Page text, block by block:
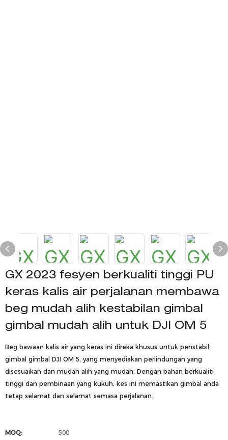
GX 2023 fesyen berkualiti tinggi PU
keras kalis air perjalanan membawa
beg mudah alih kestabilan gimbal
gimbal mudah alih untuk DJI OM 5
Beg bawaan kalis air yang keras ini direka khusus untuk penstabil
gimbal gimbal DJI OM 5, yang menyediakan perlindungan yang
disesuaikan dan mudah alih yang mudah. Dengan bahan berkualiti
tinggi dan pembinaan yang kukuh, kes ini memastikan gimbal anda
tetap selamat dan selamat semasa perjalanan.
MOQ: 500